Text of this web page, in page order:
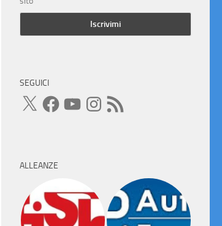
SEGUICI
X FacebookYouTubeInstagram
Feed
RSS
ALLEANZE